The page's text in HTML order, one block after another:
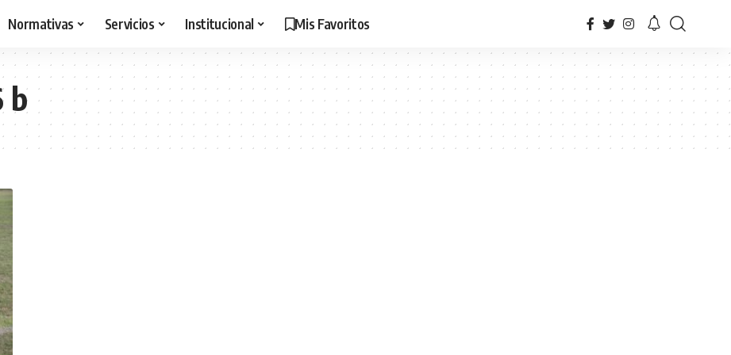
Normativas Servicios Institucional Mis Favoritos
b